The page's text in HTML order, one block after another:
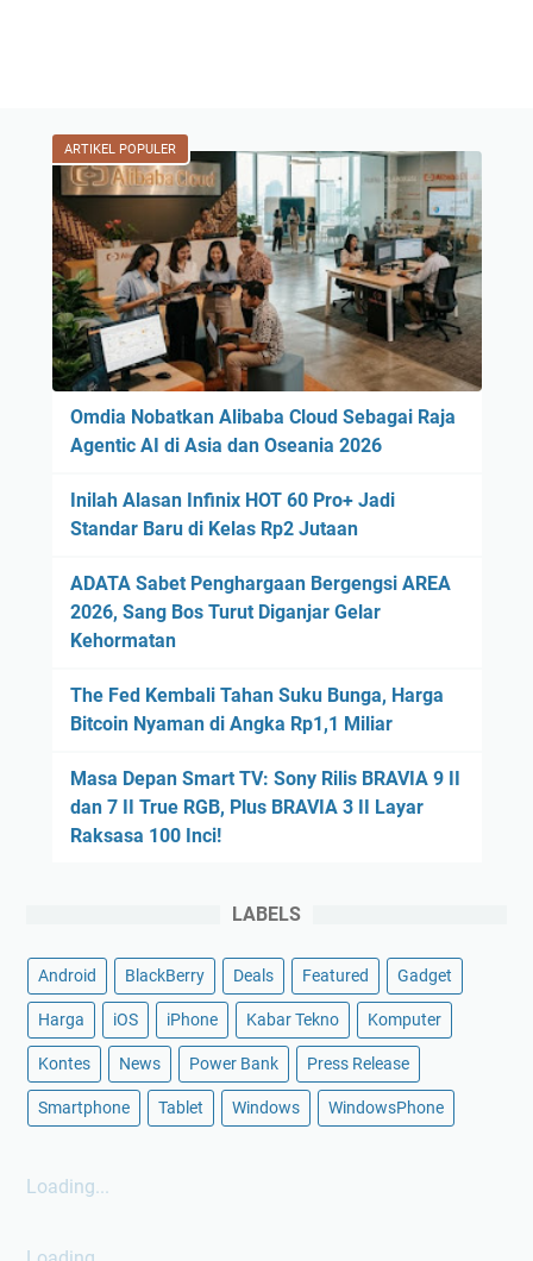
ARTIKEL POPULER
Omdia Nobatkan Alibaba Cloud Sebagai Raja
Agentic AI di Asia dan Oseania 2026
Inilah Alasan Infinix HOT 60 Pro+ Jadi
Standar Baru di Kelas Rp2 Jutaan
ADATA Sabet Penghargaan Bergengsi AREA
2026, Sang Bos Turut Diganjar Gelar
Kehormatan
The Fed Kembali Tahan Suku Bunga, Harga
Bitcoin Nyaman di Angka Rp1,1 Miliar
Masa Depan Smart TV: Sony Rilis BRAVIA 9 II
dan 7 II True RGB, Plus BRAVIA 3 II Layar
Raksasa 100 Inci!
LABELS
Android BlackBerry Deals Featured Gadget
Harga iOS iPhone Kabar Tekno Komputer
Kontes News Power Bank Press Release
Smartphone Tablet Windows WindowsPhone
Loading...